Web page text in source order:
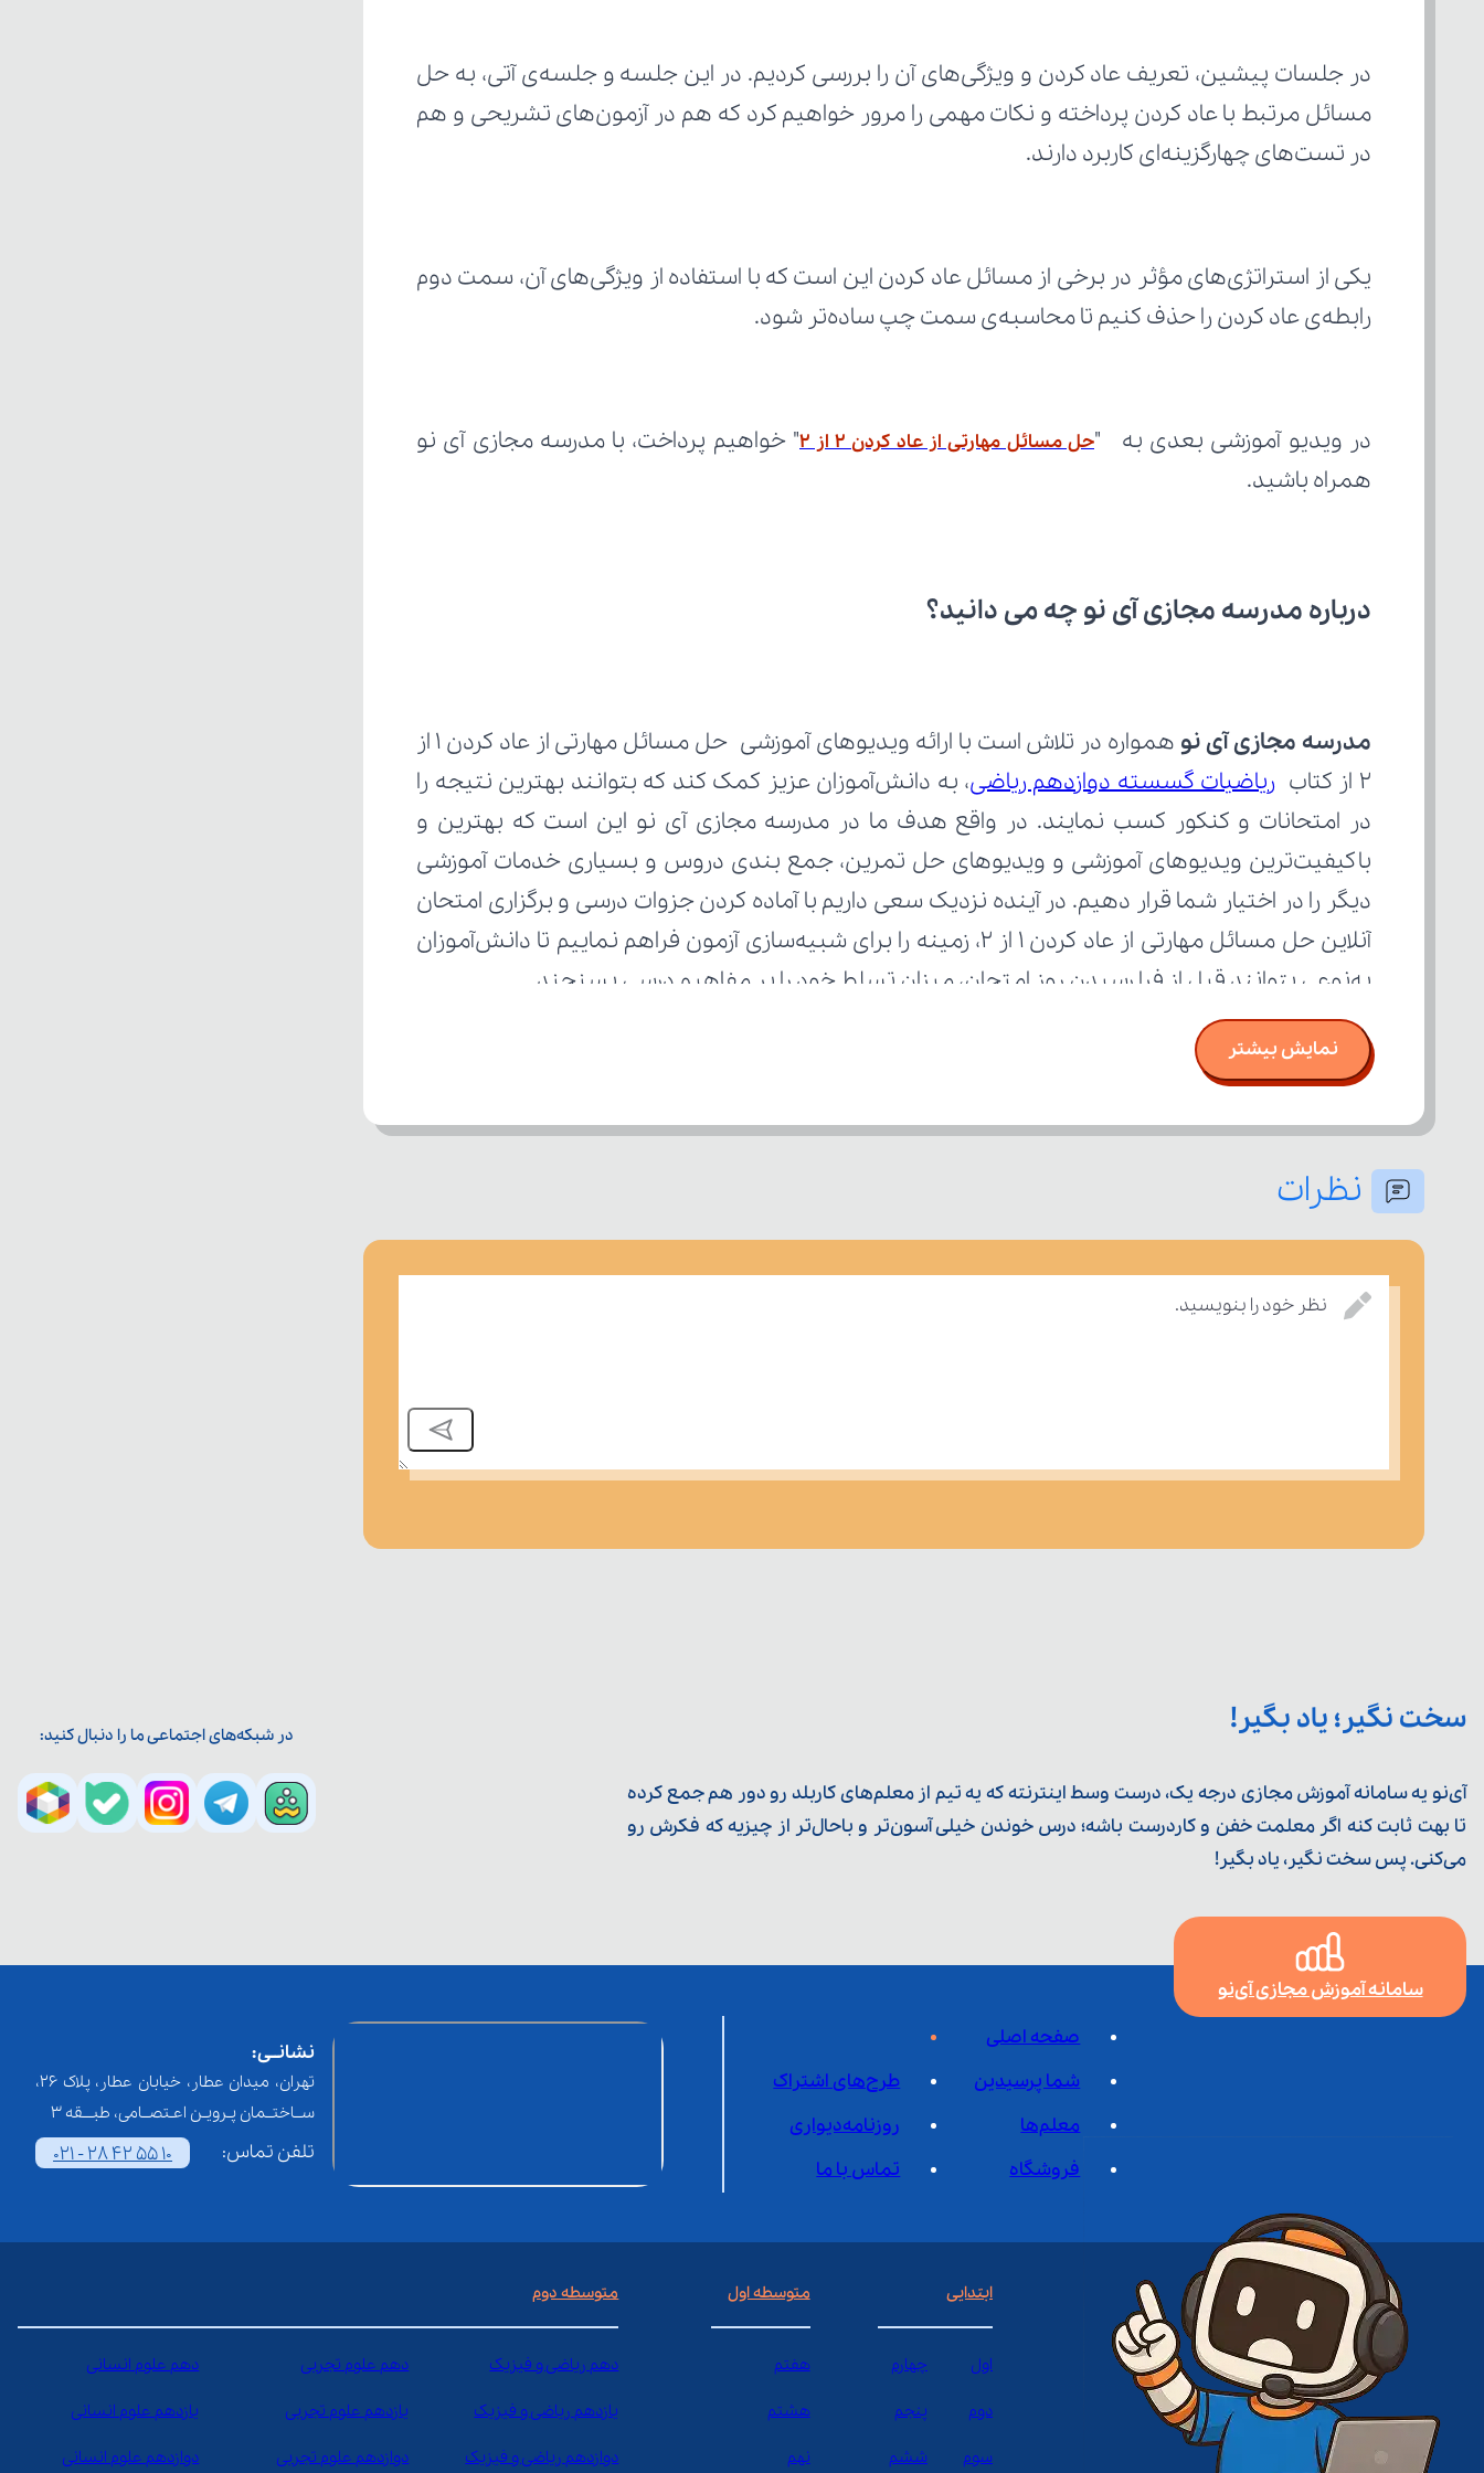
در تست‌های چهارگزینه‌ای کاربرد دارند.
رابطه‌ی عاد کردن را حذف کنیم تا محاسبه‌ی سمت چپ ساده‌تر شود.
در ویدیو آموزشی بعدی به  "حل مسائل مهارتی از عاد کردن ۲ از ۲
همراه باشید.
درباره مدرسه مجازی آی نو چه می‌ دانید؟
مدرسه مجازی آی نو
۲ از کتاب
ریاضیات گسسته دوازدهم ریاضی
به‌نوعی بتوانند قبل از فرا رسیدن روز امتحان، میزان تسلط خود را بر مفاهیم درسی بسنجند.
نمایش بیشتر
نظرات
نظر خود را بنویسید.
سخت نگیر؛ یاد بگیر!
آی‌نو یه سامانه آموزش مجازی درجه یک، درست وسط اینترنته که یه تیم از معلم‌‌های کاربلد رو دور هم جمع کرده
تا بهت ثابت کنه اگر معلمت خفن و کاردرست باشه؛ درس خوندن خیلی آسون‌تر و باحال‌تر از چیزیه که فکرش رو
می‌کنی. پس سخت نگیر، یاد بگیر!
در شبکه‌های اجتماعی ما را دنبال کنید:
سامانه آموزش مجازی آی‌نو
صفحه اصلی
شما پرسیدین
طرح‌های اشتراک
معلم‌ها
روزنامه‌دیواری
فروشگاه
تماس با ما
نشانــی:
تهران، میدان عطار، خیابان عطار، پلاک 26،
ســاختــمان پـرویـن اعـتصــامی، طبـــقه 3
تلفن تماس: 021 - 28 42 55 10
ابتدایی
اول چهارم
دوم پنجم
سوم ششم
متوسطه اول
هفتم
هشتم
نهم
متوسطه دوم
دهم ریاضی و فیزیک دهم علوم تجربی دهم علوم انسانی
یازدهم ریاضی و فیزیک یازدهم علوم تجربی یازدهم علوم انسانی
دوازدهم ریاضی و فیزیک دوازدهم علوم تجربی دوازدهم علوم انسانی